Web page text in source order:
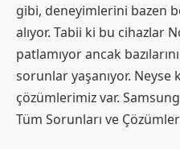
gibi, deneyimlerini bazen
alıyor. Tabii ki bu cihazlar
patlamıyor ancak
sorunlar yaşanıyor. Neyse
çözümlerimiz var.
Tüm Sorunları ve Çözümler